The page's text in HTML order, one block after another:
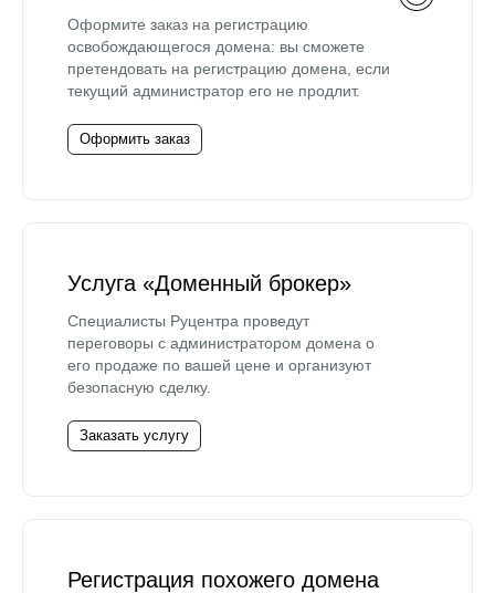
Оформите заказ на регистрацию
освобождающегося домена: вы сможете
претендовать на регистрацию домена, если
текущий администратор его не продлит.
Оформить заказ
Услуга «Доменный брокер»
Специалисты Руцентра проведут
переговоры с администратором домена о
его продаже по вашей цене и организуют
безопасную сделку.
Заказать услугу
Регистрация похожего домена